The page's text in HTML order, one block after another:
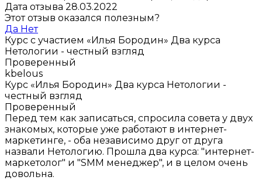
Дата отзыва 28.03.2022
Этот отзыв оказался полезным?
Да Нет
Курс с участием «Илья Бородин» Два курса
Нетологии - честный взгляд
Проверенный
kbelous
Курс «Илья Бородин» Два курса Нетологии -
честный взгляд
Проверенный
Перед тем как записаться, спросила совета у двух
знакомых, которые уже работают в интернет-
маркетинге, - оба независимо друг от друга
назвали Нетологию. Прошла два курса: "интернет-
маркетолог" и "SMM менеджер", и в целом очень
довольна.